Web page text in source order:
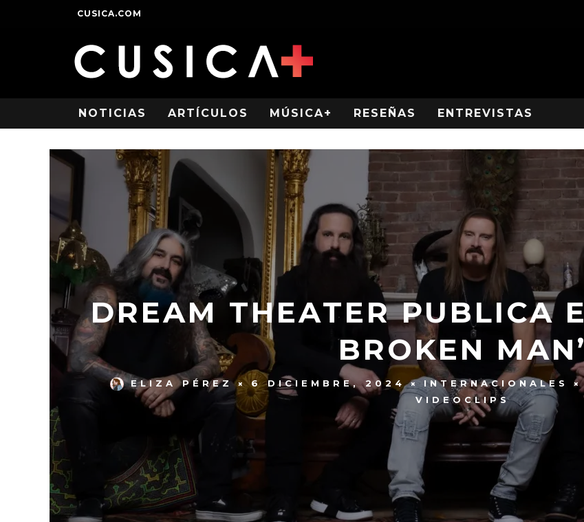
CUSICA.COM
NOTICIAS ARTÍCULOS MÚSICA+ RESEÑAS ENTREVISTAS
DREAM THEATER PUBLICA
BROKEN MAN’
ELIZA PÉREZ 6 DICIEMBRE, 2024 INTERNACIONALES
VIDEOCLIPS